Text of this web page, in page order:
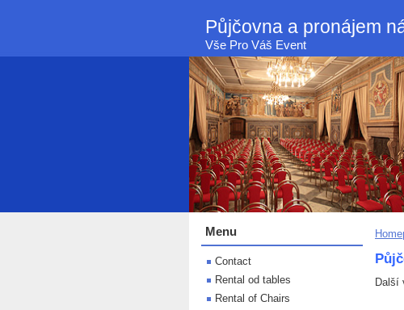
Půjčovna a pronájem
Vše Pro Váš Event
Další
Menu
Contact
Rental od tables
Rental of Chairs